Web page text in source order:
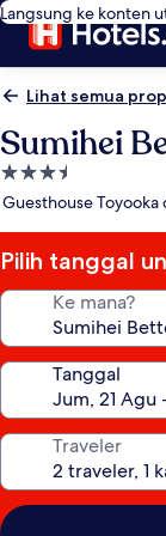
Langsung ke konten
Lihat semua
Sumihei
Properti
bintang
Guesthouse
Pilih tanggal
Ke mana?
Tanggal
Traveler